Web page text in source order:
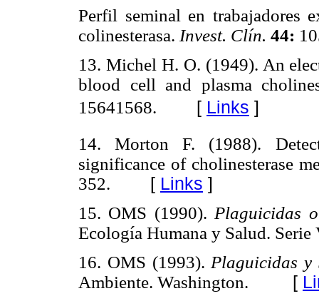
Perfil seminal en trabajadores
colinesterasa. Invest. Clín. 44:
13. Michel H. O. (1949). An
blood cell and plasma
15641568. [ Links ]
14. Morton F. (1988).
significance of cholinesterase
352. [ Links ]
15. OMS (1990). Plaguicidas
Ecología Humana y Salud.
16. OMS (1993). Plaguicidas y
Ambiente. Washington.
[